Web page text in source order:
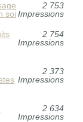
soi
2 753
Impressions
2 754
Impressions
2 373
Impressions
2 634
Impressions